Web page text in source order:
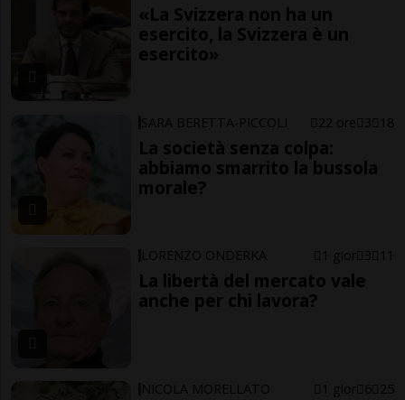
«La Svizzera non ha un
esercito, la Svizzera è un
esercito»
SARA BERETTA-PICCOLI 22 ore 3 18
La società senza colpa:
abbiamo smarrito la bussola
morale?
LORENZO ONDERKA 1 gior 3 11
La libertà del mercato vale
anche per chi lavora?
NICOLA MORELLATO 1 gior 6 25